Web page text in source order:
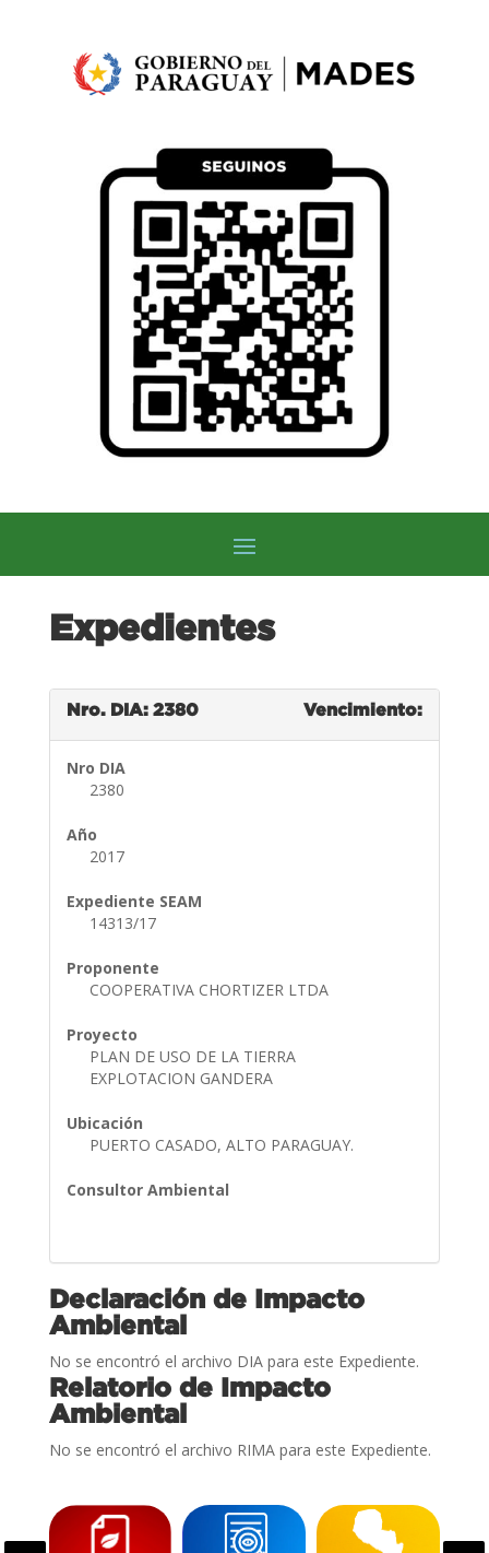
Expedientes
Nro. DIA: 2380 Vencimiento:
Nro DIA
2380
Año
2017
Expediente SEAM
14313/17
Proponente
COOPERATIVA CHORTIZER LTDA
Proyecto
PLAN DE USO DE LA TIERRA
EXPLOTACION GANDERA
Ubicación
PUERTO CASADO, ALTO PARAGUAY.
Consultor Ambiental
Declaración de Impacto
Ambiental
No se encontró el archivo DIA para este Expediente.
Relatorio de Impacto
Ambiental
No se encontró el archivo RIMA para este Expediente.